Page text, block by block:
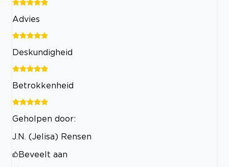
Advies
Deskundigheid
Betrokkenheid
Geholpen door:
J.N. (Jelisa) Rensen
Beveelt aan